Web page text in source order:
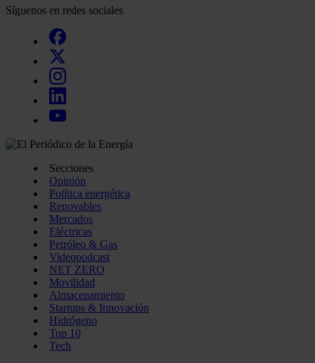
Síguenos en redes sociales
Secciones
Opinión
Política energética
Renovables
Mercados
Eléctricas
Petróleo & Gas
Videopodcast
NET ZERO
Movilidad
Almacenamiento
Startups & Innovación
Hidrógeno
Top 10
Tech